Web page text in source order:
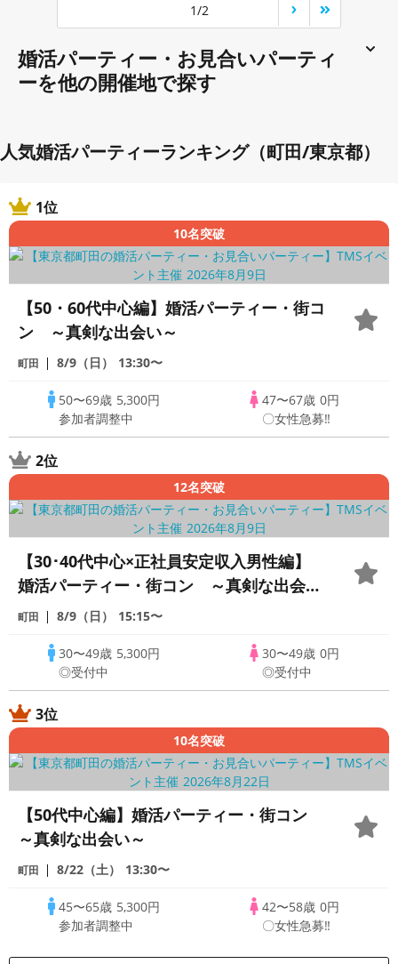
1/2
婚活パーティー・お見合いパーティ
ーを他の開催地で探す
人気婚活パーティーランキング（町田/東京都）
1位
10名突破
【50・60代中心編】婚活パーティー・街コ
ン ～真剣な出会い～
町田 8/9（日） 13:30〜
50〜69歳 5,300円
参加者調整中
47〜67歳 0円
〇女性急募‼
2位
12名突破
【30･40代中心×正社員安定収入男性編】
婚活パーティー・街コン ～真剣な出会い
～
町田 8/9（日） 15:15〜
30〜49歳 5,300円
◎受付中
30〜49歳 0円
◎受付中
3位
10名突破
【50代中心編】婚活パーティー・街コン
～真剣な出会い～
町田 8/22（土） 13:30〜
45〜65歳 5,300円
参加者調整中
42〜58歳 0円
〇女性急募‼